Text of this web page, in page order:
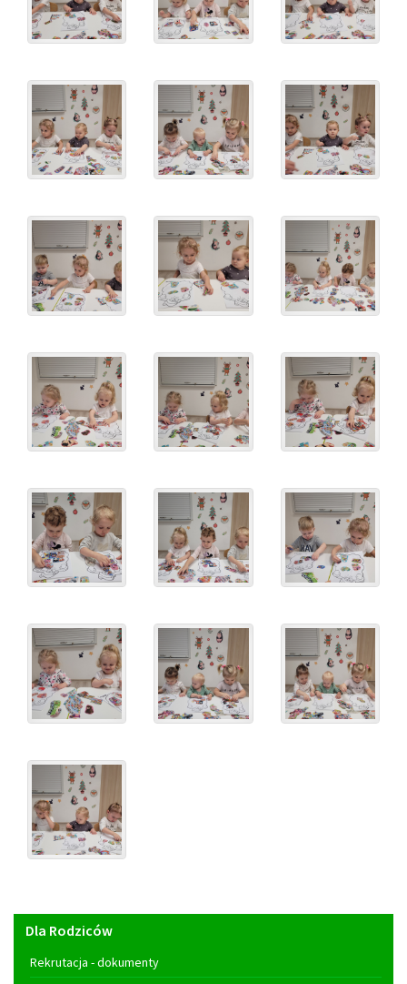
Menu
główne
Dla Rodziców
Rekrutacja - dokumenty